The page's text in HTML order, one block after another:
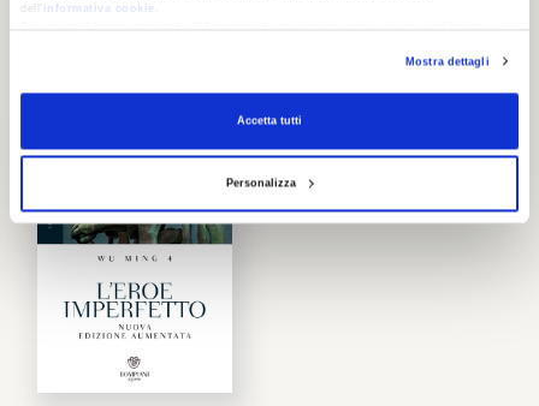
dell’
informativa cookie
RevocaMostra dettagli
Accetta tutti
Personalizza